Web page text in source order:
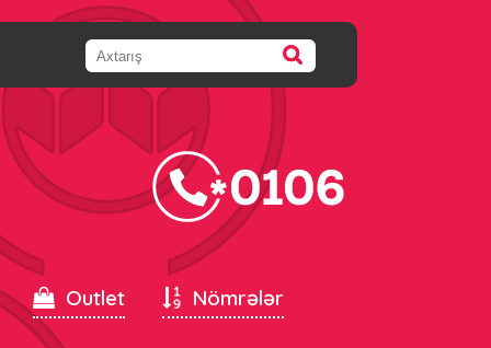
Outlet Nömrələr